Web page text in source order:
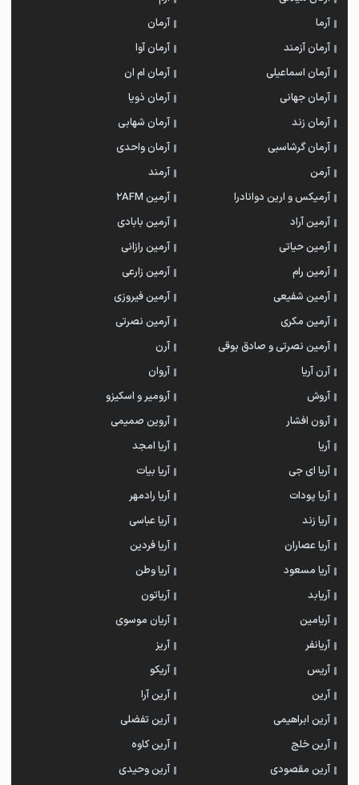
آرما
آرمان
آرمان آزمند
آرمان آوا
آرمان اسماعیلی
آرمان ام ان
آرمان جهانی
آرمان ذویا
آرمان زند
آرمان شهابی
آرمان گرشاسبی
آرمان واحدی
آرمن
آرمند
آرمیکس و ارین دوانادرا
آرمین 2AFM
آرمین آراد
آرمین بابادی
آرمین حیاتی
آرمین رازانی
آرمین رام
آرمین زارعی
آرمین شفیعی
آرمین فیروزی
آرمین مکری
آرمین نصرتی
آرمین نصرتی و صادق بوقی
آرن
آرن آریا
آروان
آروش
آرومیر و اسکیزو
آرون افشار
آروین صمیمی
آریا
آریا امجد
آریا ای جی
آریا بیات
آریا پودات
آریا رادمهر
آریا زند
آریا عباسی
آریا عصاران
آریا فردین
آریا مسعود
آریا وطن
آریابد
آریاتون
آریامین
آریان موسوی
آریانفر
آریز
آریس
آریکو
آرین
آرین آرا
آرین ابراهیمی
آرین تفضلی
آرین خلج
آرین کاوه
آرین مقصودی
آرین وحیدی